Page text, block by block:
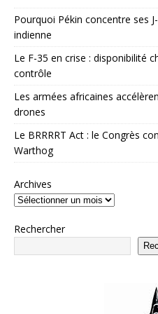
Pourquoi Pékin concentre ses
indienne
Le F-35 en crise : disponibilité
contrôle
Les armées africaines
drones
Le BRRRRT Act : le Congrès
Warthog
Archives
Rechercher